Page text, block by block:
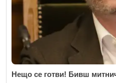
Нещо се готви! Бивш